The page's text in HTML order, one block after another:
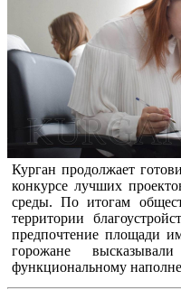
Курган продолжает
конкурсе лучших
среды. По итогам
территории
предпочтение площади
горожане
функциональному